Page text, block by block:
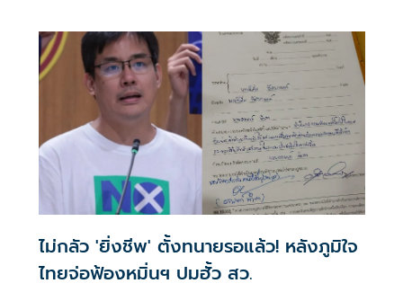
ไม่กลัว 'ยิ่งชีพ' ตั้งทนายรอแล้ว! หลังภูมิใจ
ไทยจ่อฟ้องหมิ่นฯ ปมฮั้ว สว.